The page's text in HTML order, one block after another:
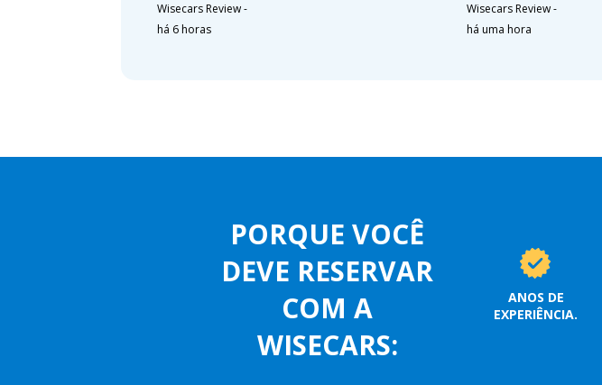
Wisecars Review-
há 6 horas
Wisecars Review-
há uma hora
PORQUE VOCÊ
DEVE RESERVAR
COM A
WISECARS:
ANOS DE
EXPERIÊNCIA.